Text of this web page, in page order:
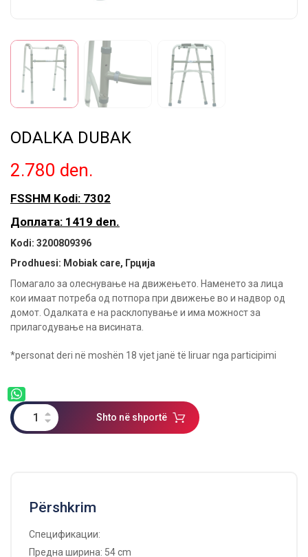
ODALKA DUBAK
2.780 den.
FSSHM Kodi: 7302
Доплата: 1419 den.
Kodi: 3200809396
Prodhuesi: Mobiak care, Грција
Помагало за олеснување на движењето. Наменето за лица
кои имаат потреба од потпора при движење во и надвор од
домот. Одалката е на расклопување и има можност за
прилагодување на висината.
*personat deri në moshën 18 vjet janë të liruar nga participimi
Shto në shportë
Përshkrim
Спецификации:
Предна ширина: 54 cm